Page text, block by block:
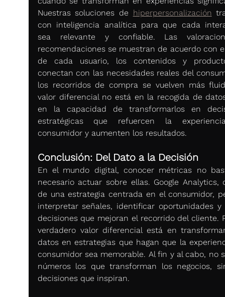
Nuestras soluciones de hiperpersonalización
con inteligencia analítica para que cada
sea relevante y confiable. Las
recomendaciones se muestran de acuerdo con
de cada usuario, los contenidos y
conectan con las necesidades reales del
los recorridos de compra se vuelven más
valor diferencial no está en la recogida de
en la capacidad de transformarlos en
estratégicas que refuercen la
consumidor y aumenten los resultados.
Conclusión: Del Dato a la Decisión
En el mundo digital, conocer métricas no
necesario actuar sobre ellas. Google Analytics,
de una estrategia centrada en el consumidor,
interpretar señales, identificar oportunidades y
decisiones que mejoran el recorrido del cliente.
verdadero valor diferencial está en
datos en estrategias que hagan que la
consumidor sea memorable. Al fin y al cabo, no
números los que transforman los negocios,
decisiones que inspiran.